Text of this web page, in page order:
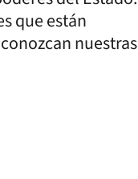
que están
nuestras